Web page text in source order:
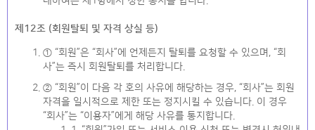
제12조 (회원탈퇴 및 자격 상실 등)
① “회원”은 “회사”에 언제든지 탈퇴를 요청할 수 있으며, “회
사”는 즉시 회원탈퇴를 처리합니다.
② “회원”이 다음 각 호의 사유에 해당하는 경우, “회사”는 회원
자격을 일시적으로 제한 또는 정지시킬 수 있습니다. 이 경우
“회사”는 “이용자”에게 해당 사유를 통지합니다.